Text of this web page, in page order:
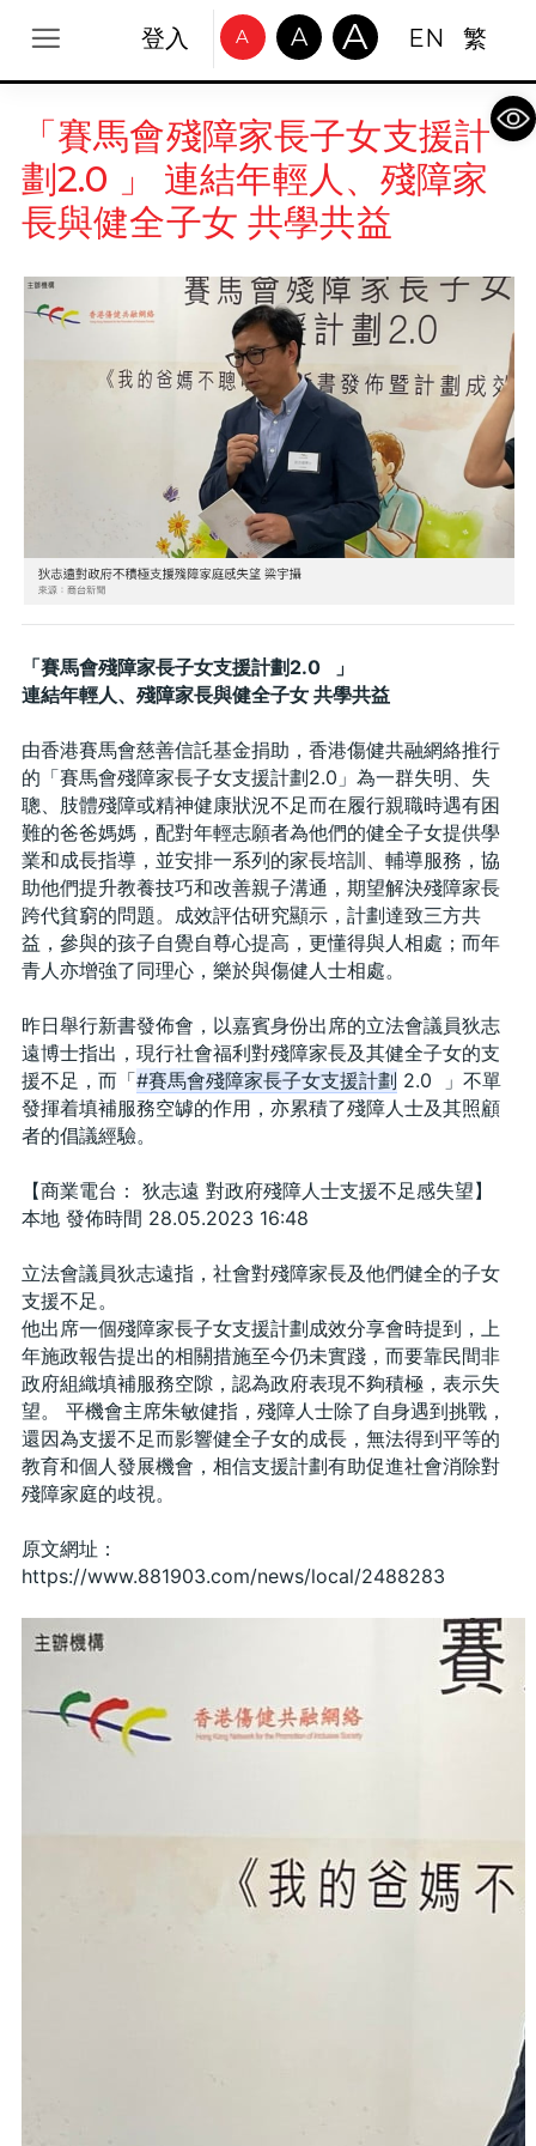
登入 A A A EN 繁
「賽馬會殘障家長子女支援計
劃2.0 」 連結年輕人、殘障家
長與健全子女 共學共益
「賽馬會殘障家長子女支援計劃2.0   」
連結年輕人、殘障家長與健全子女 共學共益
由香港賽馬會慈善信託基金捐助，香港傷健共融網絡推行
的「賽馬會殘障家長子女支援計劃2.0」為一群失明、失
聰、肢體殘障或精神健康狀況不足而在履行親職時遇有困
難的爸爸媽媽，配對年輕志願者為他們的健全子女提供學
業和成長指導，並安排一系列的家長培訓、輔導服務，協
助他們提升教養技巧和改善親子溝通，期望解決殘障家長
跨代貧窮的問題。成效評估研究顯示，計劃達致三方共
益，參與的孩子自覺自尊心提高，更懂得與人相處；而年
青人亦增強了同理心，樂於與傷健人士相處。
昨日舉行新書發佈會，以嘉賓身份出席的立法會議員狄志
遠博士指出，現行社會福利對殘障家長及其健全子女的支
援不足，而「#賽馬會殘障家長子女支援計劃 2.0  」不單
發揮着填補服務空罅的作用，亦累積了殘障人士及其照顧
者的倡議經驗。
【商業電台： 狄志遠 對政府殘障人士支援不足感失望】
本地 發佈時間 28.05.2023 16:48
立法會議員狄志遠指，社會對殘障家長及他們健全的子女
支援不足。
他出席一個殘障家長子女支援計劃成效分享會時提到，上
年施政報告提出的相關措施至今仍未實踐，而要靠民間非
政府組織填補服務空隙，認為政府表現不夠積極，表示失
望。 平機會主席朱敏健指，殘障人士除了自身遇到挑戰，
還因為支援不足而影響健全子女的成長，無法得到平等的
教育和個人發展機會，相信支援計劃有助促進社會消除對
殘障家庭的歧視。
原文網址：
https://www.881903.com/news/local/2488283